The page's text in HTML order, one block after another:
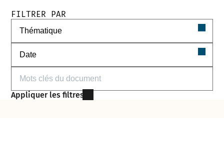
Filtres de recherche des documents
FILTRER PAR
Filtrer par thématique
Filtrer par date
Filtrer par mots-clés
Appliquer les filtres